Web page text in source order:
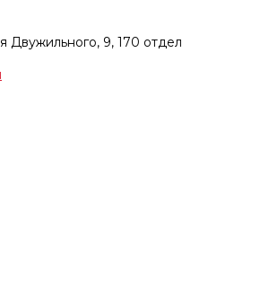
Двужильного, 9, 170 отдел